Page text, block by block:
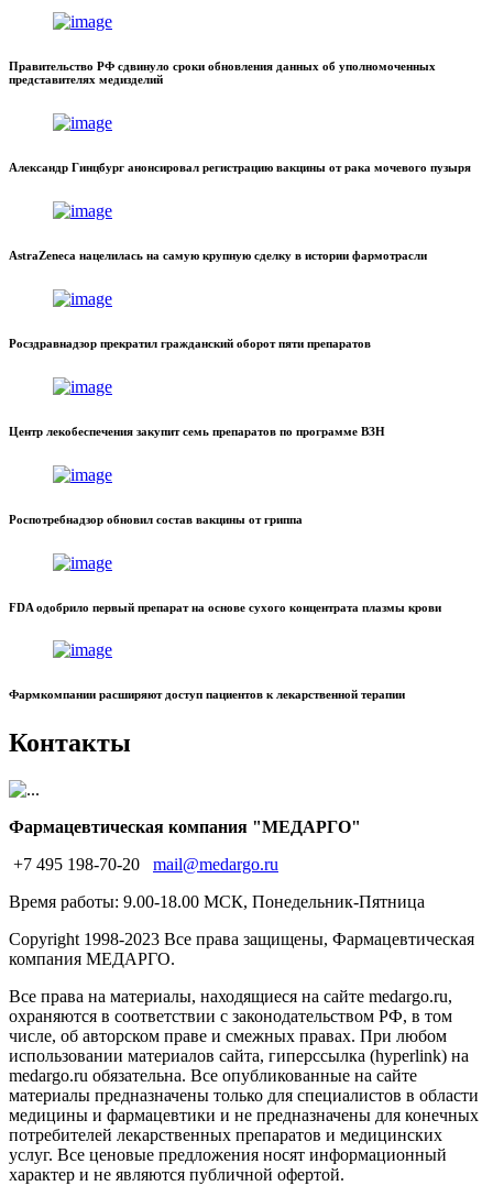
Правительство РФ сдвинуло сроки обновления данных об уполномоченных
представителях медизделий
Александр Гинцбург анонсировал регистрацию вакцины от рака мочевого пузыря
AstraZeneca нацелилась на самую крупную сделку в истории фармотрасли
Росздравнадзор прекратил гражданский оборот пяти препаратов
Центр лекобеспечения закупит семь препаратов по программе ВЗН
Роспотребнадзор обновил состав вакцины от гриппа
FDA одобрило первый препарат на основе сухого концентрата плазмы крови
Фармкомпании расширяют доступ пациентов к лекарственной терапии
Контакты
Фармацевтическая компания "МЕДАРГО"
+7 495 198-70-20
mail@medargo.ru
Время работы: 9.00-18.00 МСК, Понедельник-Пятница
Copyright 1998-2023 Все права защищены, Фармацевтическая
компания МЕДАРГО.
Все права на материалы, находящиеся на сайте medargo.ru,
охраняются в соответствии с законодательством РФ, в том
числе, об авторском праве и смежных правах. При любом
использовании материалов сайта, гиперссылка (hyperlink) на
medargo.ru обязательна. Все опубликованные на сайте
материалы предназначены только для специалистов в области
медицины и фармацевтики и не предназначены для конечных
потребителей лекарственных препаратов и медицинских
услуг. Все ценовые предложения носят информационный
характер и не являются публичной офертой.